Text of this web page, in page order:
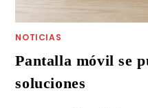
NOTICIAS
Pantalla móvil se
soluciones